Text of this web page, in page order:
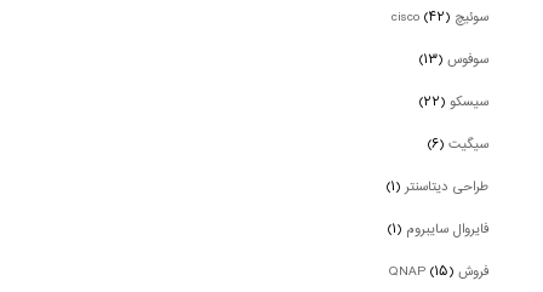
سوئیچ cisco (۴۲)
سوفوس(۱۳)
سیسکو(۲۲)
سیگیت(۶)
طراحی دیتاسنتر (۱)
فایروال سایبروم (۱)
فروش QNAP (۱۵)